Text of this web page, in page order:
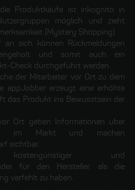
Produktkäufe ist inkognito in
möglich und zieht
(Mystery Shopping).
an sich können Rückmeldungen
und somit auch ein
Check durchgeführt werden.
der Mitarbeiter vor Ort zu dem
appJobber erzeugt eine erhöhte
das Produkt ins Bewusstsein der
Ort geben Informationen über
im Markt und machen
sichtbar.
kostengünstiger und
für den Hersteller, als die
verfehlt zu haben.